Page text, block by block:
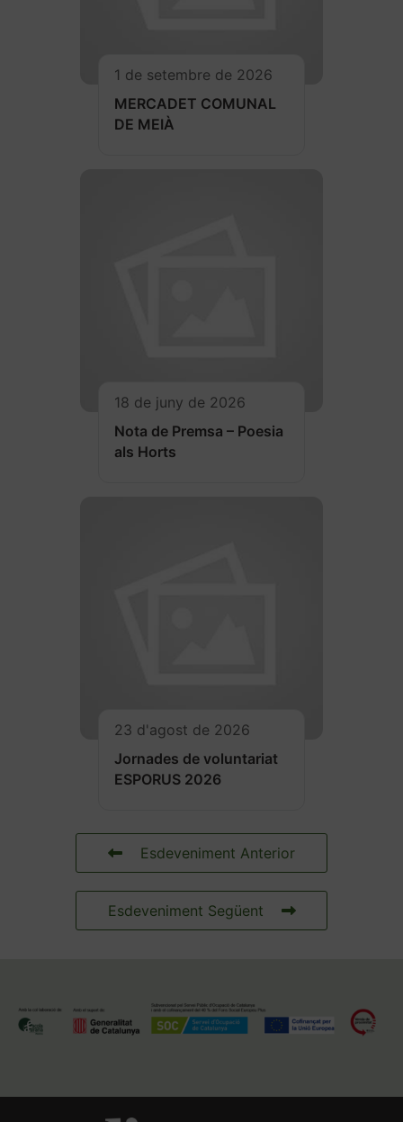
1 de setembre de 2026
MERCADET COMUNAL
DE MEIÀ
18 de juny de 2026
Nota de Premsa – Poesia
als Horts
23 d'agost de 2026
Jornades de voluntariat
ESPORUS 2026
Esdeveniment Anterior
Esdeveniment Següent